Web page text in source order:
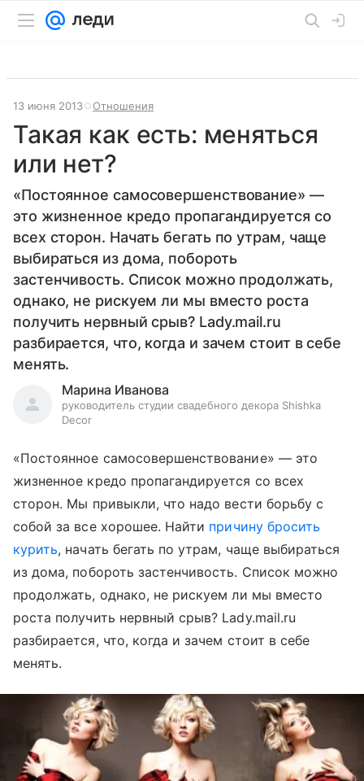
13 июня 2013 Отношения
Такая как есть: меняться
или нет?
«Постоянное самосовершенствование» —
это жизненное кредо пропагандируется со
всех сторон. Начать бегать по утрам, чаще
выбираться из дома, побороть
застенчивость. Список можно продолжать,
однако, не рискуем ли мы вместо роста
получить нервный срыв? Lady.mail.ru
разбирается, что, когда и зачем стоит в себе
менять.
Марина Иванова
руководитель студии свадебного декора Shishka
Decor
«Постоянное самосовершенствование» — это
жизненное кредо пропагандируется со всех
сторон. Мы привыкли, что надо вести борьбу с
собой за все хорошее. Найти причину бросить
курить, начать бегать по утрам, чаще выбираться
из дома, побороть застенчивость. Список можно
продолжать, однако, не рискуем ли мы вместо
роста получить нервный срыв? Lady.mail.ru
разбирается, что, когда и зачем стоит в себе
менять.